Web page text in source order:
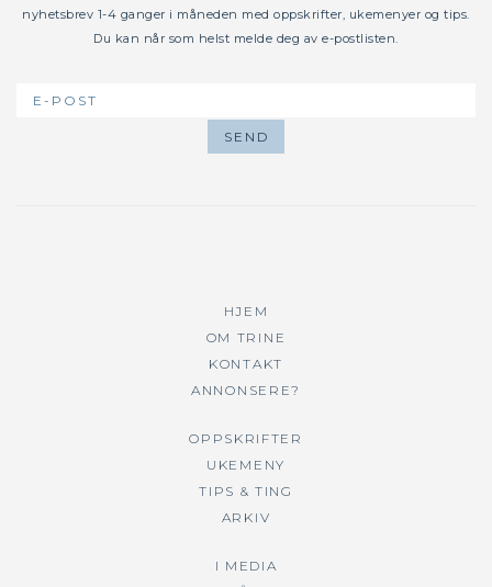
nyhetsbrev 1-4 ganger i måneden med oppskrifter, ukemenyer og tips.
Du kan når som helst melde deg av e-postlisten.
HJEM
OM TRINE
KONTAKT
ANNONSERE?
OPPSKRIFTER
UKEMENY
TIPS & TING
ARKIV
I MEDIA